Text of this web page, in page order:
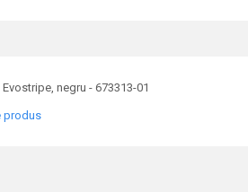
negru - 673313-01
produs